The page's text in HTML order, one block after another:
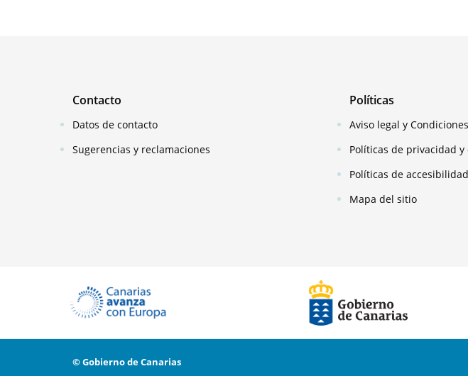
Contacto
Datos de contacto
Sugerencias y reclamaciones
Políticas
Aviso legal y
Políticas de privacidad y
Políticas de accesibilidad
Mapa del sitio
© Gobierno de Canarias